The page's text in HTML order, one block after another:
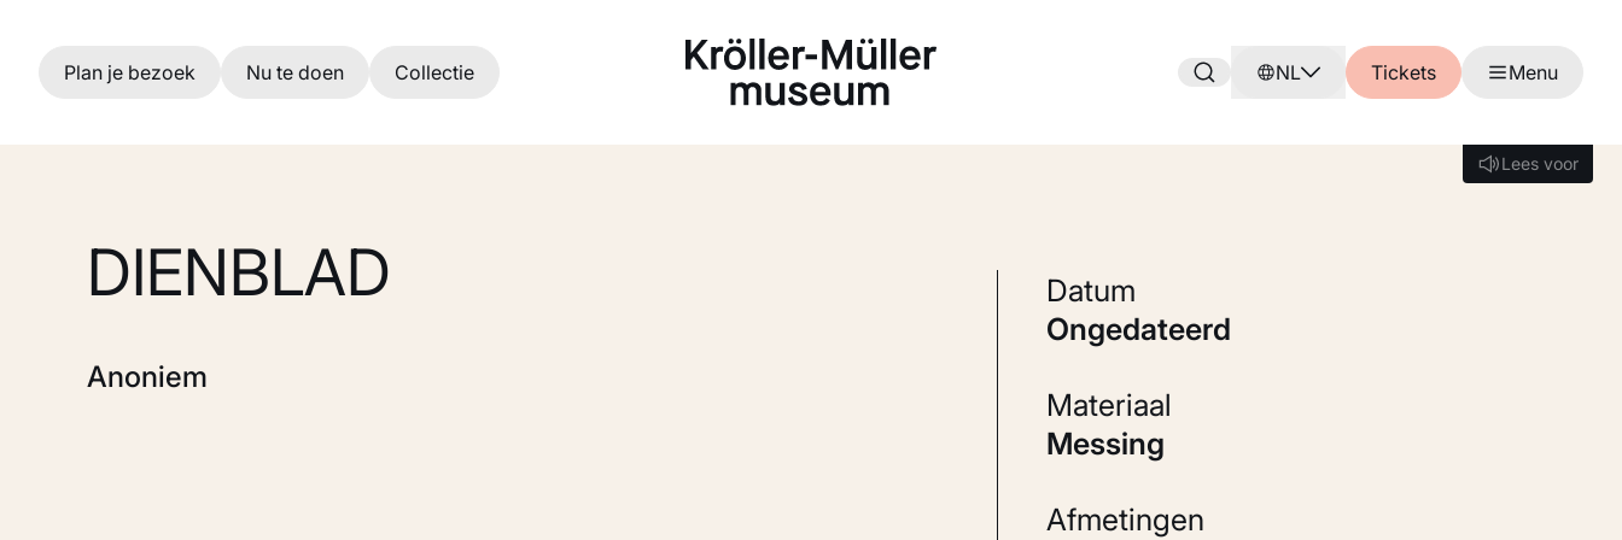
Ga naar hoofdinhoud
Plan je bezoek Nu te doen Collectie NL Tickets Menu
Lees voor
Lees voor
DIENBLAD
Anoniem
Datum
ongedateerd
Materiaal
Messing
Afmetingen